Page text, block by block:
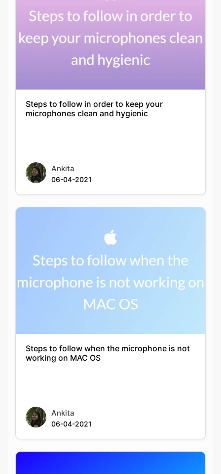
Steps to follow in order to keep your
microphones clean and hygienic
Ankita
06-04-2021
Steps to follow when the microphone is not
working on MAC OS
Ankita
06-04-2021